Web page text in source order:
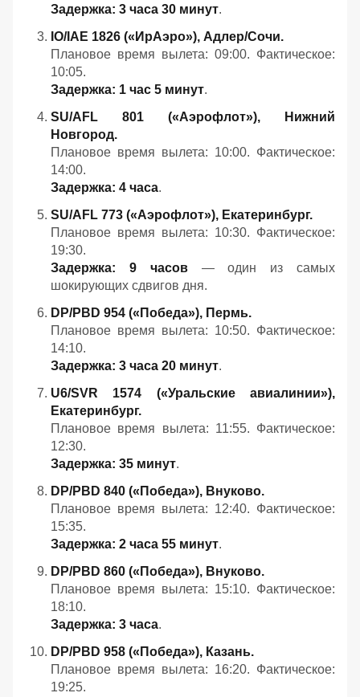
Задержка: 3 часа 30 минут.
IO/IAE 1826 («ИрАэро»), Адлер/Сочи.
Плановое время вылета: 09:00. Фактическое:
10:05.
Задержка: 1 час 5 минут.
SU/AFL 801 («Аэрофлот»), Нижний
Новгород.
Плановое время вылета: 10:00. Фактическое:
14:00.
Задержка: 4 часа.
SU/AFL 773 («Аэрофлот»), Екатеринбург.
Плановое время вылета: 10:30. Фактическое:
19:30.
Задержка: 9 часов— один из самых
шокирующих сдвигов дня.
DP/PBD 954 («Победа»), Пермь.
Плановое время вылета: 10:50. Фактическое:
14:10.
Задержка: 3 часа 20 минут.
U6/SVR 1574 («Уральские авиалинии»),
Екатеринбург.
Плановое время вылета: 11:55. Фактическое:
12:30.
Задержка: 35 минут.
DP/PBD 840 («Победа»), Внуково.
Плановое время вылета: 12:40. Фактическое:
15:35.
Задержка: 2 часа 55 минут.
DP/PBD 860 («Победа»), Внуково.
Плановое время вылета: 15:10. Фактическое:
18:10.
Задержка: 3 часа.
DP/PBD 958 («Победа»), Казань.
Плановое время вылета: 16:20. Фактическое:
19:25.